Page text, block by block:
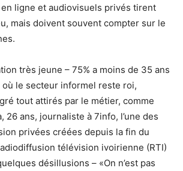
ligne et audiovisuels privés tirent
mais doivent souvent compter sur le
très jeune – 75% a moins de 35 ans
où le secteur informel reste roi,
tout attirés par le métier, comme
26 ans, journaliste à 7info, l’une des
privées créées depuis la fin du
télévision ivoirienne (RTI)
désillusions – «On n’est pas